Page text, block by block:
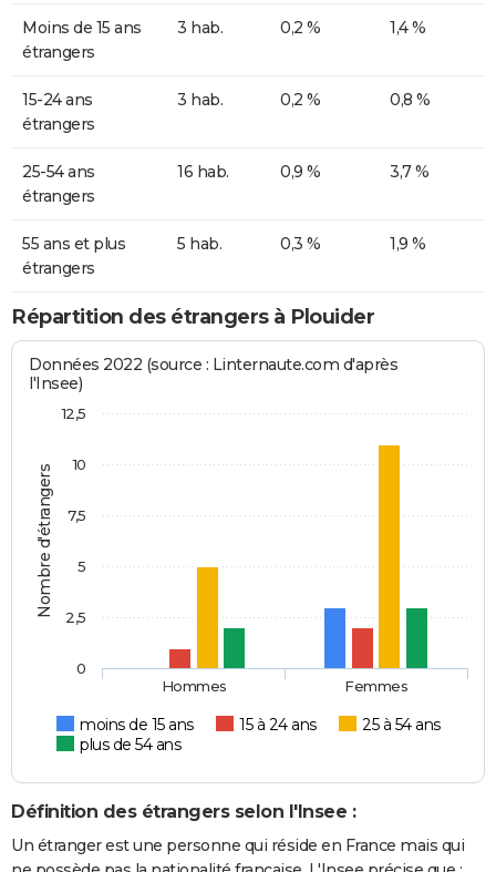
Moins de 15 ans
étrangers
3 hab. 0,2 % 1,4 %
15-24 ans
étrangers
3 hab. 0,2 % 0,8 %
25-54 ans
étrangers
16 hab. 0,9 % 3,7 %
55 ans et plus
étrangers
5 hab. 0,3 % 1,9 %
Répartition des étrangers à Plouider
Nombre d'étrangers
Données 2022 (source : Linternaute.com d'après
l'Insee)
moins de 15 ans 15 à 24 ans
25 à 54 ans
plus de 54 ans
Hommes Femmes
0
2,5
5
7,5
10
12,5
Définition des étrangers selon l'Insee :
Un étranger est une personne qui réside en France mais qui